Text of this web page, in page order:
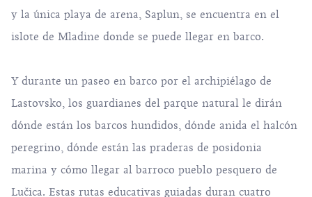
y la única playa de arena, Saplun, se encuentra en el
islote de Mladine donde se puede llegar en barco.
Y durante un paseo en barco por el archipiélago de
Lastovsko, los guardianes del parque natural le dirán
dónde están los barcos hundidos, dónde anida el halcón
peregrino, dónde están las praderas de posidonia
marina y cómo llegar al barroco pueblo pesquero de
Lučica. Estas rutas educativas guiadas duran cuatro